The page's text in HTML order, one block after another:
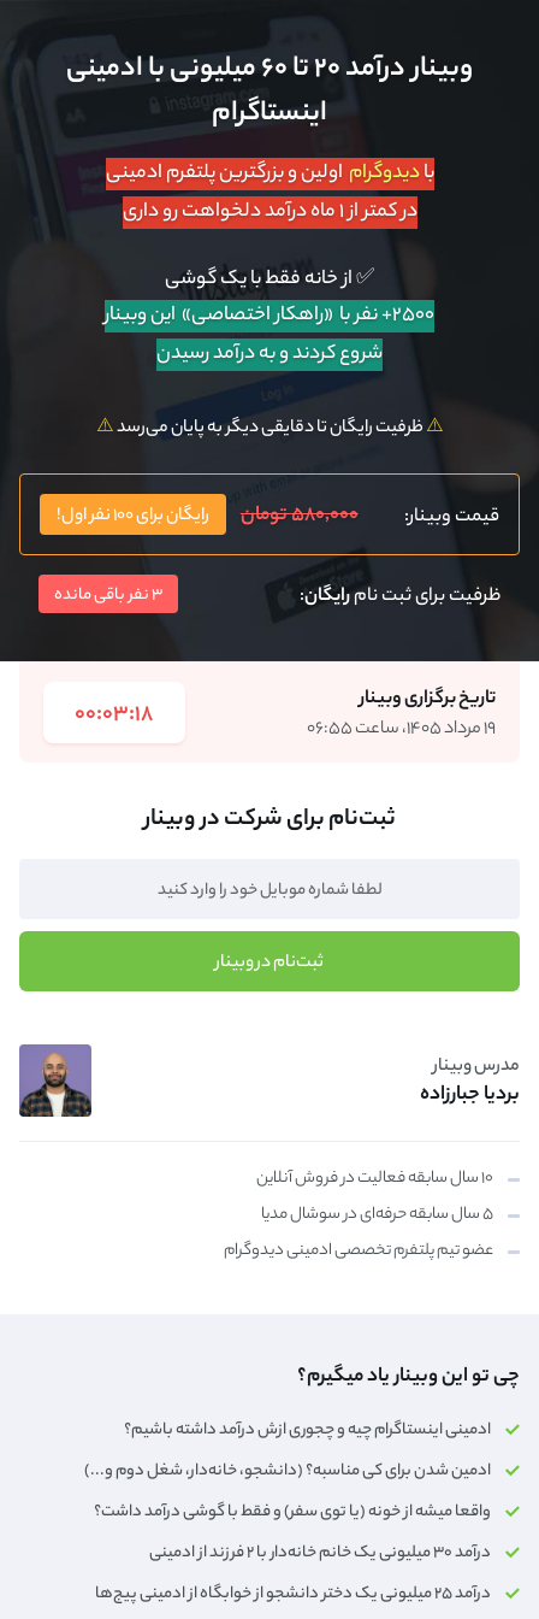
وبینار درآمد ۲۰ تا ۶۰ میلیونی با ادمینی
اینستاگرام
بادیدوگرام اولین و بزرگترین پلتفرم ادمینی
در کمتر از ۱ ماه درآمد دلخواهت رو داری
✅ از خانه فقط با یک گوشی
۲۵۰۰+ نفر با «راهکار اختصاصی»
این وبینار
شروع کردند و به درآمد رسیدن
⚠️ظرفیت رایگان تا دقایقی دیگر به پایان می‌رسد⚠️
قیمت وبینار: ۵۸۰,۰۰۰ تومان رایگان برای ۱۰۰ نفر اول!
ظرفیت برای ثبت نامرایگان: 3 نفر باقی مانده
تاریخ برگزاری وبینار
۱۹ مرداد ۱۴۰۵، ساعت ۰۶:۵۵ 00:03:18
ثبت‌نام برای شرکت در وبینار
ثبت‌نام در وبینار
مدرس وبینار
بردیا جبارزاده
۱۰ سال سابقه فعالیت در فروش آنلاین
۵ سال سابقه حرفه‌ای در سوشال مدیا
عضو تیم پلتفرم تخصصی ادمینی دیدوگرام
چی تو این وبینار یاد میگیرم؟
ادمینی اینستاگرام چیه و چجوری ازش درآمد داشته باشیم؟
ادمین شدن برای کی مناسبه؟ (دانشجو، خانه‌دار،‌ شغل دوم و...)
واقعا میشه از خونه (یا توی سفر) و فقط با گوشی درآمد داشت؟
درآمد ۳۰ میلیونی یک خانم خانه‌دار با ۲ فرزند از ادمینی
درآمد ۲۵ میلیونی یک دختر دانشجو از خوابگاه از ادمینی پیج‌ها